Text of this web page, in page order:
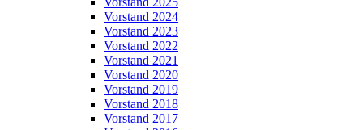
Vorstand 2024
Vorstand 2023
Vorstand 2022
Vorstand 2021
Vorstand 2020
Vorstand 2019
Vorstand 2018
Vorstand 2017